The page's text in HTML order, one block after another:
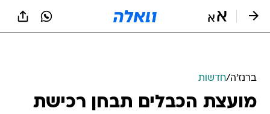
ברנז'ה/חדשות
מועצת הכבלים תבחן רכישת